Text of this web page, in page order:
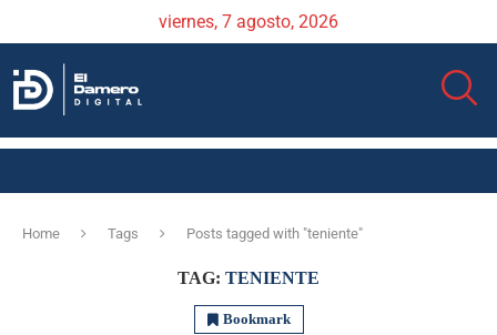
viernes, 7 agosto, 2026
Home Tags Posts tagged with "teniente"
TAG: TENIENTE
Bookmark